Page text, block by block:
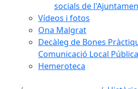
socials de
Vídeos i fotos
Ona Malgrat
Decàleg de Bones
Comunicació Local Pública
Hemeroteca